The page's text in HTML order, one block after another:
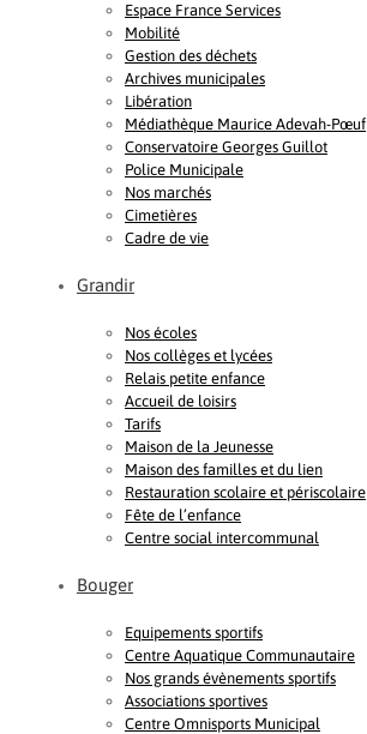
Espace France Services
Mobilité
Gestion des déchets
Archives municipales
Libération
Médiathèque Maurice Adevah-Pœuf
Conservatoire Georges Guillot
Police Municipale
Nos marchés
Cimetières
Cadre de vie
Grandir
Nos écoles
Nos collèges et lycées
Relais petite enfance
Accueil de loisirs
Tarifs
Maison de la Jeunesse
Maison des familles et du lien
Restauration scolaire et périscolaire
Fête de l’enfance
Centre social intercommunal
Bouger
Equipements sportifs
Centre Aquatique Communautaire
Nos grands évènements sportifs
Associations sportives
Centre Omnisports Municipal